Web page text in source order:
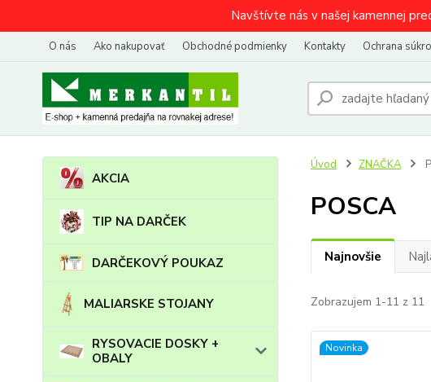
Navštívte nás v našej kamennej
O nás Ako nakupovať Obchodné podmienky Kontakty Ochrana
AKCIA
TIP NA DARČEK
DARČEKOVÝ POUKAZ
MALIARSKE STOJANY
RYSOVACIE DOSKY +
OBALY
Úvod ZNAČKA
POSCA
Najnovšie
Zobrazujem 1-11 z 11
Novinka